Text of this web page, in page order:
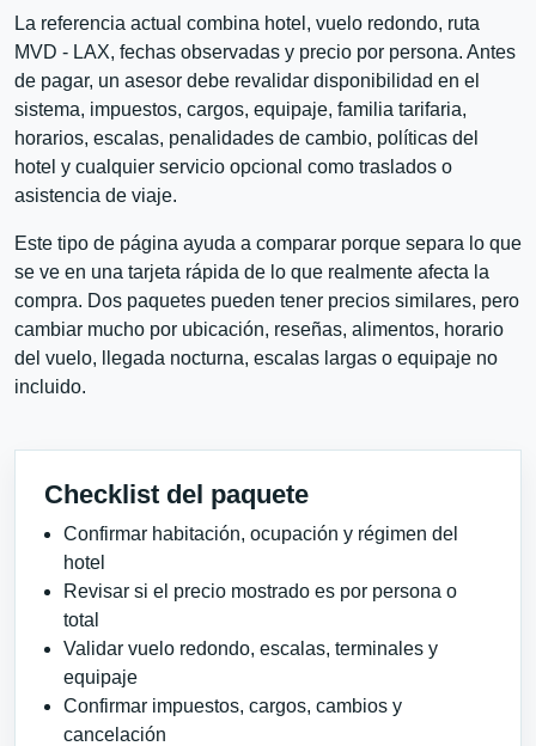
La referencia actual combina hotel, vuelo redondo, ruta
MVD - LAX, fechas observadas y precio por persona. Antes
de pagar, un asesor debe revalidar disponibilidad en el
sistema, impuestos, cargos, equipaje, familia tarifaria,
horarios, escalas, penalidades de cambio, políticas del
hotel y cualquier servicio opcional como traslados o
asistencia de viaje.
Este tipo de página ayuda a comparar porque separa lo que
se ve en una tarjeta rápida de lo que realmente afecta la
compra. Dos paquetes pueden tener precios similares, pero
cambiar mucho por ubicación, reseñas, alimentos, horario
del vuelo, llegada nocturna, escalas largas o equipaje no
incluido.
Checklist del paquete
Confirmar habitación, ocupación y régimen del
hotel
Revisar si el precio mostrado es por persona o
total
Validar vuelo redondo, escalas, terminales y
equipaje
Confirmar impuestos, cargos, cambios y
cancelación